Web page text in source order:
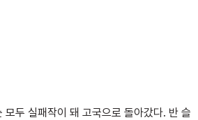
두 실패작이 돼 고국으로 돌아갔다. 반 슬